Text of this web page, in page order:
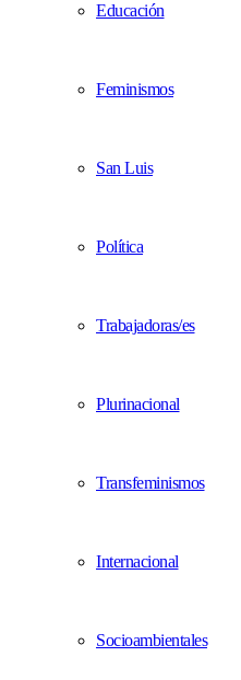
Educación
Feminismos
San Luis
Política
Trabajadoras/es
Plurinacional
Transfeminismos
Internacional
Socioambientales